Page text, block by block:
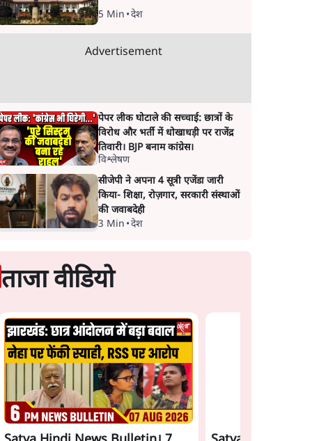
5 Min •देश
Advertisement
पेपर लीक घोटाले की सच्चाई: छात्रों के
विरोध और भर्ती में धोखाधड़ी पर राजेंद्र
तिवारी। BJP बनाम कांग्रेस।
विश्लेषण
सीजेपी ने अपना 4 सूत्री एजेंडा जारी
किया- शिक्षा, रोज़गार, सरकारी संस्थाओं
की जवाबदेही
3 Min •देश
ताजा वीडियो